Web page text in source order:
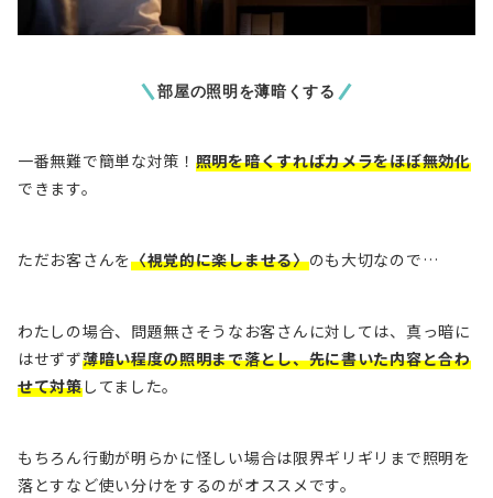
部屋の照明を薄暗くする
一番無難で簡単な対策！ 照明を暗くすればカメラをほぼ無効化
できます。
ただお客さんを〈視覚的に楽しませる〉のも大切なので…
わたしの場合、問題無さそうなお客さんに対しては、真っ暗に
はせずず薄暗い程度の照明まで落とし、先に書いた内容と合わ
せて対策してました。
もちろん行動が明らかに怪しい場合は限界ギリギリまで照明を
落とすなど使い分けをするのがオススメです。